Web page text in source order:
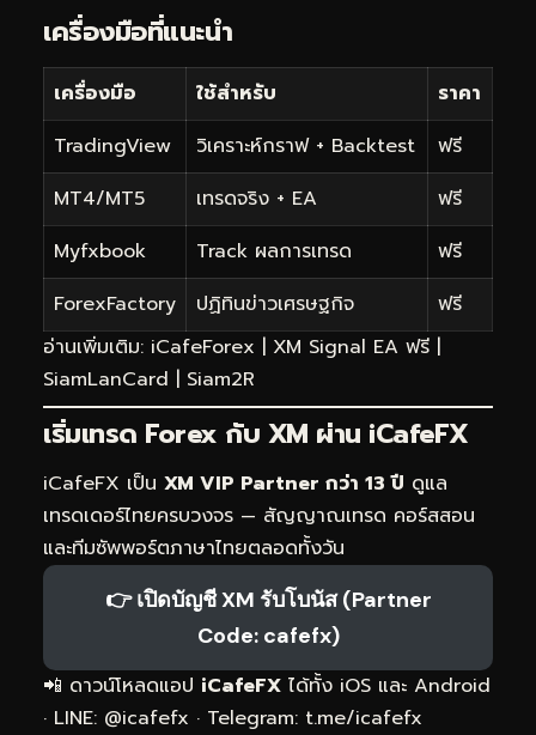
เครื่องมือที่แนะนำ
เครื่องมือ ใช้สำหรับ
ราคา
TradingView
วิเคราะห์กราฟ + Backtest
ฟรี
MT4/MT5
เทรดจริง + EA
ฟรี
Myfxbook
Track ผลการเทรด
ฟรี
ForexFactory
ปฏิทินข่าวเศรษฐกิจ
ฟรี
อ่านเพิ่มเติม: iCafeForex | XM Signal EA ฟรี |
SiamLanCard | Siam2R
เริ่มเทรด Forex กับ XM ผ่าน iCafeFX
iCafeFX เป็น XM VIP Partner กว่า 13 ปี ดูแล
เทรดเดอร์ไทยครบวงจร — สัญญาณเทรด คอร์สสอน
และทีมซัพพอร์ตภาษาไทยตลอดทั้งวัน
👉 เปิดบัญชี XM รับโบนัส (Partner
Code: cafefx)
📲 ดาวน์โหลดแอป iCafeFX ได้ทั้ง iOS และ Android
· LINE: @icafefx · Telegram: t.me/icafefx